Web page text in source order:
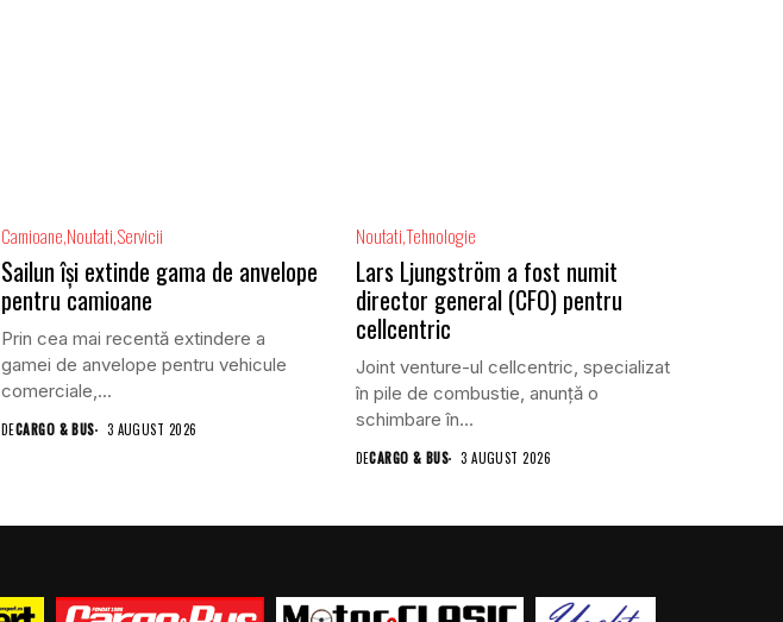
Camioane Noutati Servicii
Sailun își extinde gama de anvelope
pentru camioane
Prin cea mai recentă extindere a
gamei de anvelope pentru vehicule
comerciale,...
DECARGO & BUS 3 AUGUST 2026
NoutatiTehnologie
Lars Ljungström a fost numit
director general (CFO) pentru
cellcentric
Joint venture-ul cellcentric, specializat
în pile de combustie, anunță o
schimbare în...
DECARGO & BUS 3 AUGUST 2026